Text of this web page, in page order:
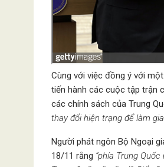
Cùng với việc đồng ý với
tiến hành các cuộc tập trận
các chính sách của Trung
thay đổi hiện trạng để làm
Người phát ngôn Bộ Ngoại
18/11 rằng “phía Trung